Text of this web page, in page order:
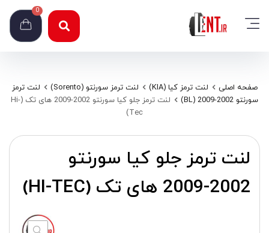
0
صفحه اصلی لنت ترمز کیا (KIA) لنت ترمز سورنتو (Sorento)
لنت ترمز
سورنتو 2002-2009 (BL)
لنت ترمز جلو کیا سورنتو 2002-2009 های تک (Hi-
Tec)
لنت ترمز جلو کیا سورنتو
2002-2009 های تک (HI-TEC)